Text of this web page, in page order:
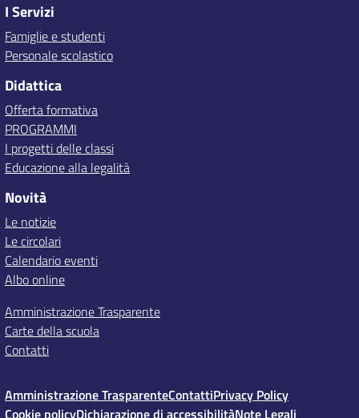
I Servizi
Famiglie e studenti
Personale scolastico
Didattica
Offerta formativa
PROGRAMMI
I progetti delle classi
Educazione alla legalità
Novità
Le notizie
Le circolari
Calendario eventi
Albo online
Amministrazione Trasparente
Carte della scuola
Contatti
Amministrazione TrasparenteContattiPrivacy Policy
Cookie policyDichiarazione di accessibilitàNote Legali